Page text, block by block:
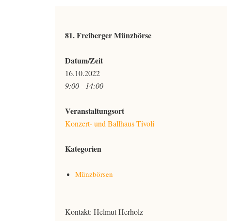
81. Freiberger Münzbörse
Datum/Zeit
16.10.2022
9:00 - 14:00
Veranstaltungsort
Konzert- und Ballhaus Tivoli
Kategorien
Münzbörsen
Kontakt: Helmut Herholz